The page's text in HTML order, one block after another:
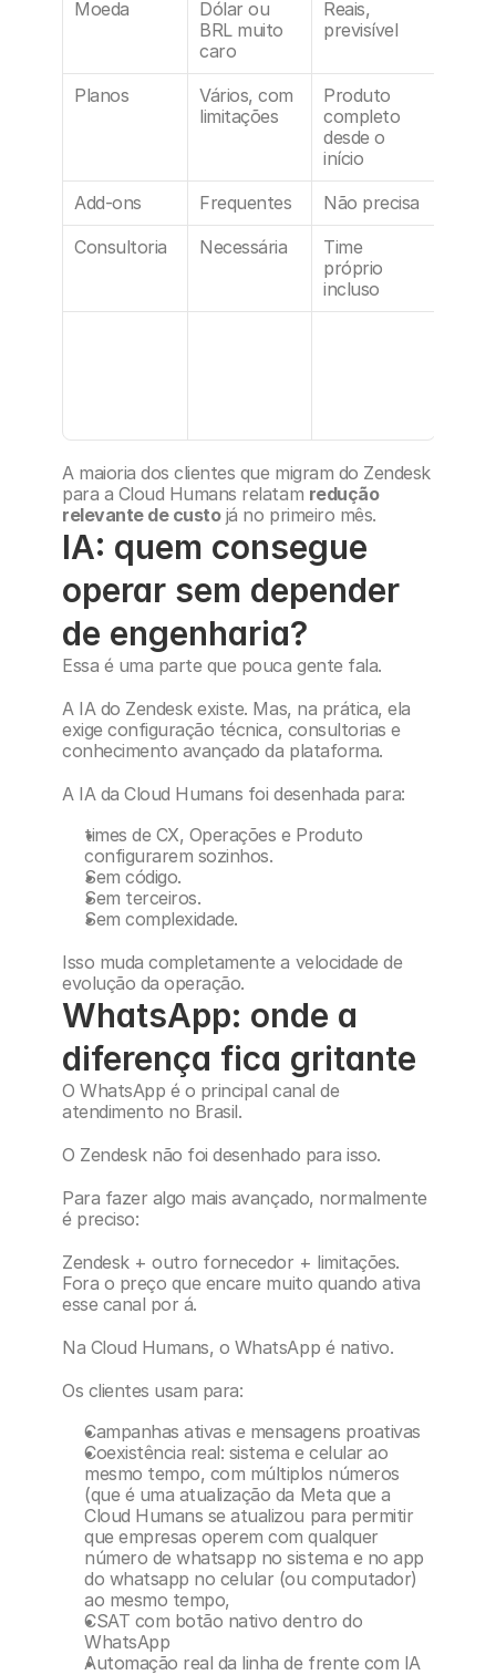
Moeda
Dólar ou
BRL muito
caro
Reais,
previsível
Planos
Vários, com
limitações
Produto
completo
desde o
início
Add-ons
Frequentes
Não precisa
Consultoria
Necessária
Time
próprio
incluso
A maioria dos clientes que migram do Zendesk
para a Cloud Humans relatam redução
relevante de custo já no primeiro mês.
IA: quem consegue
operar sem depender
de engenharia?
Essa é uma parte que pouca gente fala.
A IA do Zendesk existe. Mas, na prática, ela
exige configuração técnica, consultorias e
conhecimento avançado da plataforma.
A IA da Cloud Humans foi desenhada para:
times de CX, Operações e Produto
configurarem sozinhos.
Sem código.
Sem terceiros.
Sem complexidade.
Isso muda completamente a velocidade de
evolução da operação.
WhatsApp: onde a
diferença fica gritante
O WhatsApp é o principal canal de
atendimento no Brasil.
O Zendesk não foi desenhado para isso.
Para fazer algo mais avançado, normalmente
é preciso:
Zendesk + outro fornecedor + limitações.
Fora o preço que encare muito quando ativa
esse canal por á.
Na Cloud Humans, o WhatsApp é nativo.
Os clientes usam para:
Campanhas ativas e mensagens proativas
Coexistência real: sistema e celular ao
mesmo tempo, com múltiplos números
(que é uma atualização da Meta que a
Cloud Humans se atualizou para permitir
que empresas operem com qualquer
número de whatsapp no sistema e no app
do whatsapp no celular (ou computador)
ao mesmo tempo,
CSAT com botão nativo dentro do
WhatsApp
Automação real da linha de frente com IA